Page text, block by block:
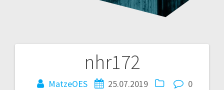
nhr172
MatzeOES 25.07.2019 0
Beitragsnavigation